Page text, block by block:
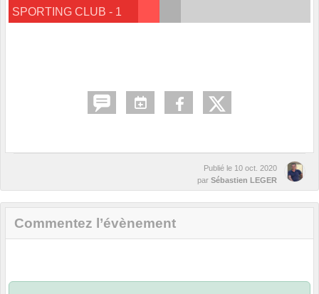
SPORTING CLUB - 1
Publié le 10 oct. 2020
par Sébastien LEGER
Commentez l’évènement